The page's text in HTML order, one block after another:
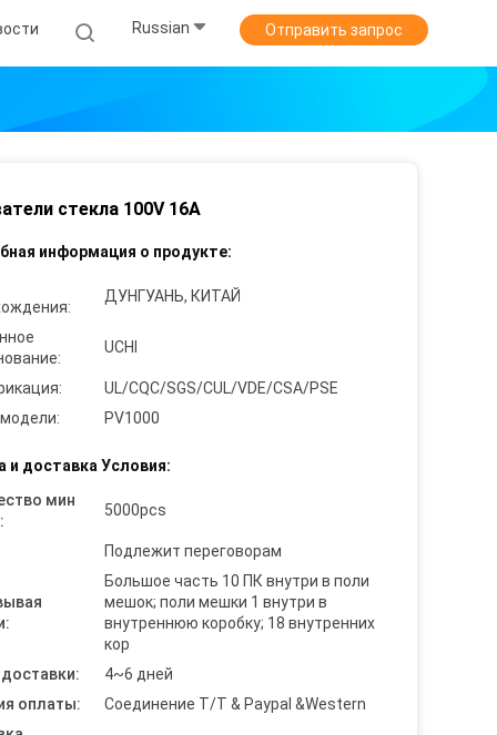
Russian Отправить запрос
стекла 100V 16A
информация о продукте:
ДУНГУАНЬ, КИТАЙ
UCHI
UL/CQC/SGS/CUL/VDE/CSA/PSE
PV1000
и доставка Условия:
мин
5000pcs
Подлежит переговорам
Большое часть 10 ПК внутри в поли
мешок; поли мешки 1 внутри в
внутреннюю коробку; 18 внутренних
кор
4~6 дней
оплаты:
Соединение T/T & Paypal &Western